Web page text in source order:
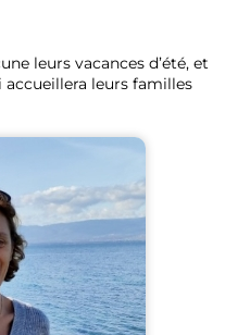
leurs vacances d’été, et
leurs familles